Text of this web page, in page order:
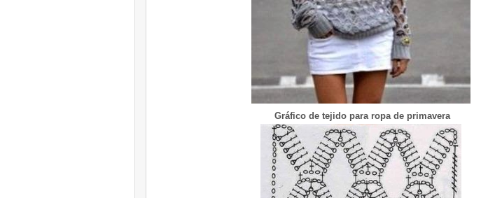
Gráfico de tejido para ropa de primavera